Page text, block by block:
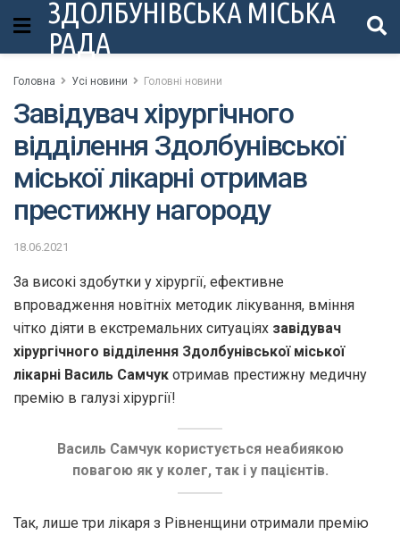
ЗДОЛБУНІВСЬКА МІСЬКА
РАДА
Головна Усі новини Головні новини
Завідувач хірургічного
відділення Здолбунівської
міської лікарні отримав
престижну нагороду
18.06.2021
За високі здобутки у хірургії, ефективне
впровадження новітніх методик лікування, вміння
чітко діяти в екстремальних ситуаціях завідувач
хірургічного відділення Здолбунівської міської
лікарні Василь Самчук отримав престижну медичну
премію в галузі хірургії!
Василь Самчук користується неабиякою
повагою як у колег, так і у пацієнтів.
Так, лише три лікаря з Рівненщини отримали премію